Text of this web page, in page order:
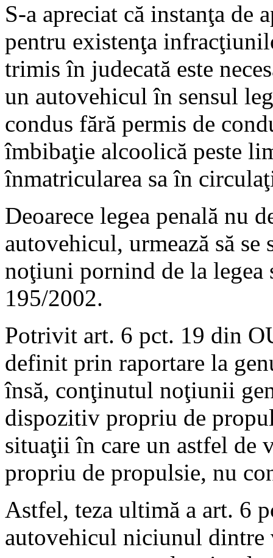
S-a apreciat că instanţa de
pentru existenţa
trimis în judecată este
un autovehicul în sensul
condus fără permis de
îmbibaţie alcoolică peste
înmatricularea sa în
Deoarece legea penală nu
autovehicul, urmează să
noţiuni pornind de la legea
195/2002.
Potrivit art. 6 pct. 19 din
definit prin raportare la
însă, conţinutul noţiunii
dispozitiv propriu de
situaţii în care un astfel de
propriu de propulsie, nu
Astfel, teza ultimă a art. 6
autovehicul niciunul dintre